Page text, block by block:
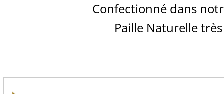
Confectionné dans
Paille Naturelle